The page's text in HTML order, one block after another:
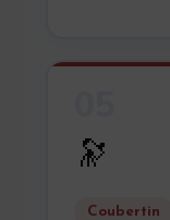
🔭
Coubertin